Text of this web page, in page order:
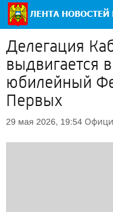
Делегация
выдвигается
юбилейный
Первых
29 мая 2026, 19:54